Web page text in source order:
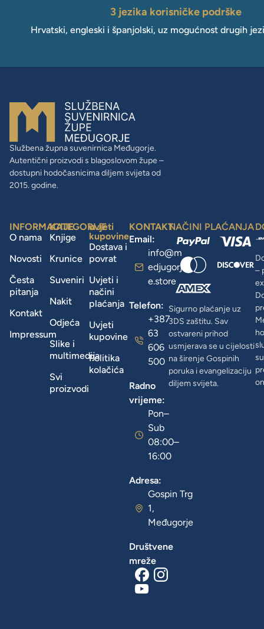
3 jezika korisničke podrške
Hrvatski, engleski i španjolski, uz mogućnost drugih
Službena župna suvenirnica Međugorje.
Autentični proizvodi s blagoslovom župe –
dostupni hodočasnicima diljem svijeta od
2015. godine.
INFORMACIJE
O nama
Novosti
Česta
pitanja
Kontakt
Impressum
KATEGORIJE
Knjige
Krunice
Suveniri
Nakit
Odjeća
Slike i
multimedija
Svi
proizvodi
uvjeti
kupovine
Dostava i
povrat
Uvjeti i
načini
plaćanja
Uvjeti
kupovine
Politika
kolačića
KONTAKT
Email:
info@m
edjugorj
e.store
Telefon:
+387
63
606
500
Radno
vrijeme:
Pon–
Sub
08:00–
16:00
Adresa:
Gospin Trg
1,
Međugorje
Društvene
mreže
NAČINI PLAĆANJA
Sigurno plaćanje uz
3DS zaštitu. Sav
ostvareni prihod
usmjerava se u cijelosti
na širenje Gospinih
poruka i evangelizaciju
diljem svijeta.
–